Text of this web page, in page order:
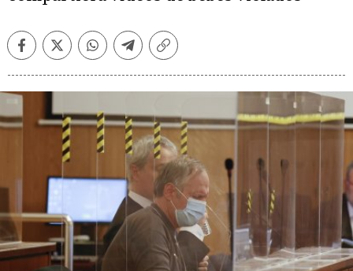
FacebookTwitterWhatsappTelegramCopiar